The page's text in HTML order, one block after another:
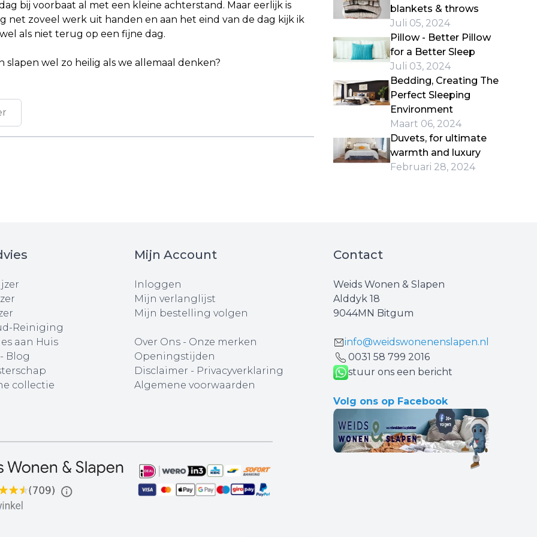
bij voorbaat al met een kleine achterstand. Maar eerlijk is
net zoveel werk uit handen en aan het eind van de dag kijk ik
als niet terug op een fijne dag.
slapen wel zo heilig als we allemaal denken?
blankets & throws
Juli 05, 2024
Pillow - Better Pillow
for a Better Sleep
Juli 03, 2024
Bedding, Creating The
Perfect Sleeping
Environment
Maart 06, 2024
Duvets, for ultimate
warmth and luxury
Februari 28, 2024
Reiniging
aan Huis
Blog
collectie
Mijn Account
Inloggen
Mijn verlanglijst
Mijn bestelling volgen
Over Ons- Onze merken
Openingstijden
Disclaimer - Privacyverklaring
Algemene voorwaarden
Contact
Weids Wonen & Slapen
Alddyk 18
9044MN Bitgum
info@weidswonenenslapen.nl
0031 ‪58 799 2016‬
stuur ons een bericht
Volg ons op Facebook